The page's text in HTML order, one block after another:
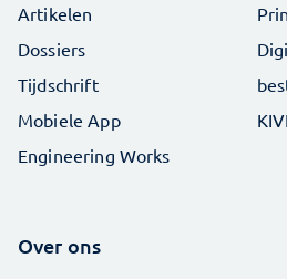
Artikelen
Dossiers
Tijdschrift
Mobiele App
Engineering Works
Over ons